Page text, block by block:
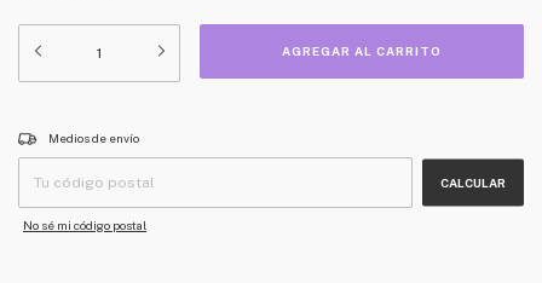
Entregas para el CP:
Medios de envío
CALCULAR
No sé mi código postal